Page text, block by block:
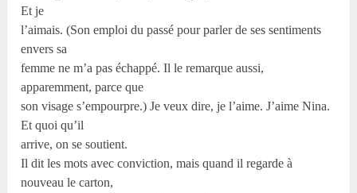
Et je
l’aimais. (Son emploi du passé pour parler de ses sentiments
envers sa
femme ne m’a pas échappé. Il le remarque aussi,
apparemment, parce que
son visage s’empourpre.) Je veux dire, je l’aime. J’aime Nina.
Et quoi qu’il
arrive, on se soutient.
Il dit les mots avec conviction, mais quand il regarde à
nouveau le carton,